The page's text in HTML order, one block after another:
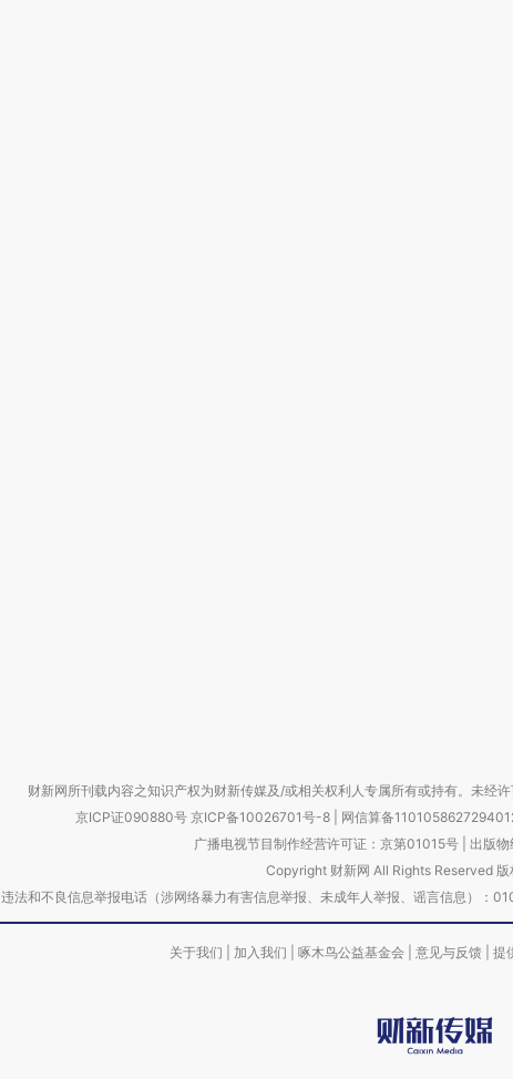
财新网所刊载内容之知识产权为财新传媒及/或相关权利人专属所有或持有。未经
京ICP证090880号 京ICP备10026701号-8 网信算备
广播电视节目制作经营许可证：京第01015号| 出版
Copyright 财新网 All Rights Reserved 版
违法和不良信息举报电话（涉网络暴力有害信息举报、未成年人举报、谣言信息）
关于我们 加入我们 啄木鸟公益基金会 意见与反馈 提